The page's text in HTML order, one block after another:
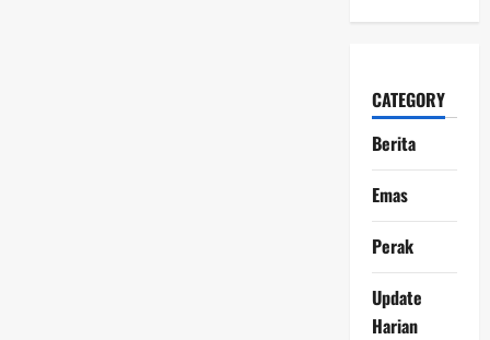
CATEGORY
Berita
Emas
Perak
Update
Harian